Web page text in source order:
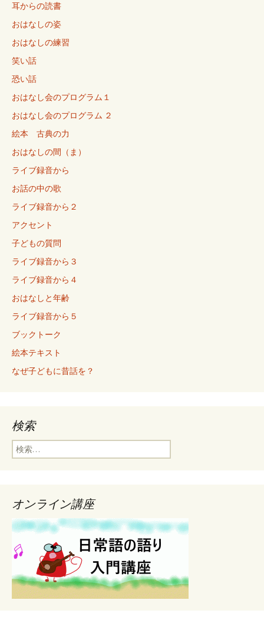
耳からの読書
おはなしの姿
おはなしの練習
笑い話
恐い話
おはなし会のプログラム１
おはなし会のプログラム ２
絵本 古典の力
おはなしの間（ま）
ライブ録音から
お話の中の歌
ライブ録音から２
アクセント
子どもの質問
ライブ録音から３
ライブ録音から４
おはなしと年齢
ライブ録音から５
ブックトーク
絵本テキスト
なぜ子どもに昔話を？
検索
検
索
オンライン講座